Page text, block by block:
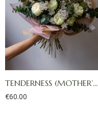
TENDERNESS (MOTHER’...
€60.00